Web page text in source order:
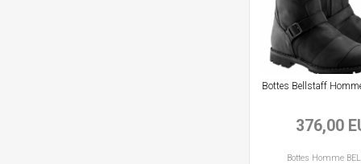
Bottes Bellstaff
376,00
Bottes Homme